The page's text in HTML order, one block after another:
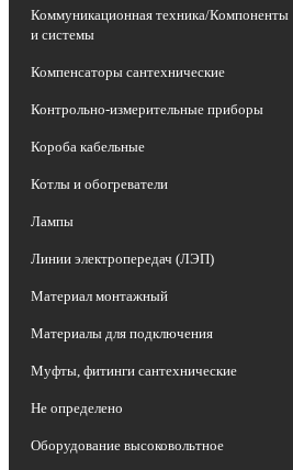
Коммуникационная техника/Компоненты
и системы
Компенсаторы сантехнические
Контрольно-измерительные приборы
Короба кабельные
Котлы и обогреватели
Лампы
Линии электропередач (ЛЭП)
Материал монтажный
Материалы для подключения
Муфты, фитинги сантехнические
Не определено
Оборудование высоковольтное